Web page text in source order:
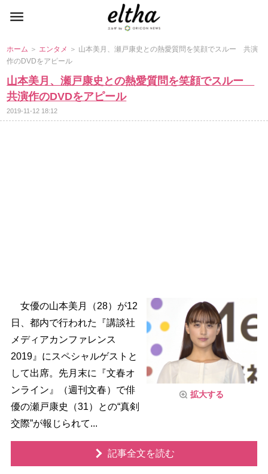
ホーム ＞ エンタメ ＞ 山本美月、瀬戸康史との熱愛質問を笑顔でスルー 共演
作のDVDをアピール
山本美月、瀬戸康史との熱愛質問を笑顔でスルー
共演作のDVDをアピール
2019-11-12 18:12
拡大する
女優の山本美月（28）が12
日、都内で行われた『講談社
メディアカンファレンス
2019』にスペシャルゲストと
して出席。先月末に『文春オ
ンライン』（週刊文春）で俳
優の瀬戸康史（31）との“真剣
交際”が報じられて...
記事全文を読む